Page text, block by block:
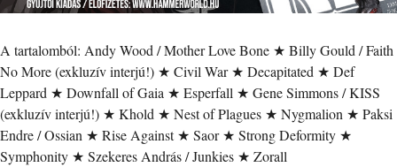
A tartalomból: Andy Wood / Mother Love Bone ★ Billy Gould / Faith
No More (exkluzív interjú!) ★ Civil War ★ Decapitated ★ Def
Leppard ★ Downfall of Gaia ★ Esperfall ★ Gene Simmons / KISS
(exkluzív interjú!) ★ Khold ★ Nest of Plagues ★ Nygmalion ★ Paksi
Endre / Ossian ★ Rise Against ★ Saor ★ Strong Deformity ★
Symphonity ★ Szekeres András / Junkies ★ Zorall